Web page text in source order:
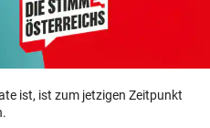
ist, ist zum jetzigen Zeitpunkt